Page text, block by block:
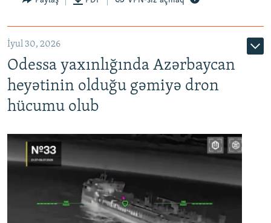
İyul 30, 2026
Odessa yaxınlığında Azərbaycan
heyətinin olduğu gəmiyə dron
hücumu olub